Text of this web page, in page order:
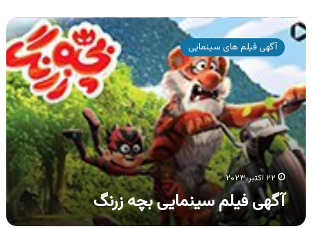
آگهی
فیلم
سینمایی
بچه
زرنگ
آگهی فیلم های سینمایی
۲۲ اکتبر ۲۰۲۳
آگهی فیلم سینمایی بچه زرنگ